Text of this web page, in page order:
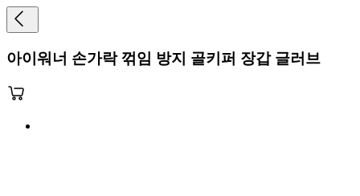
아이워너 손가락 꺾임 방지 골키퍼 장갑 글러브